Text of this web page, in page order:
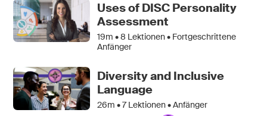
Uses of DISC Personality
Assessment
19m •8 Lektionen • Fortgeschrittene
Anfänger
Diversity and Inclusive
Language
26m •7Lektionen • Anfänger